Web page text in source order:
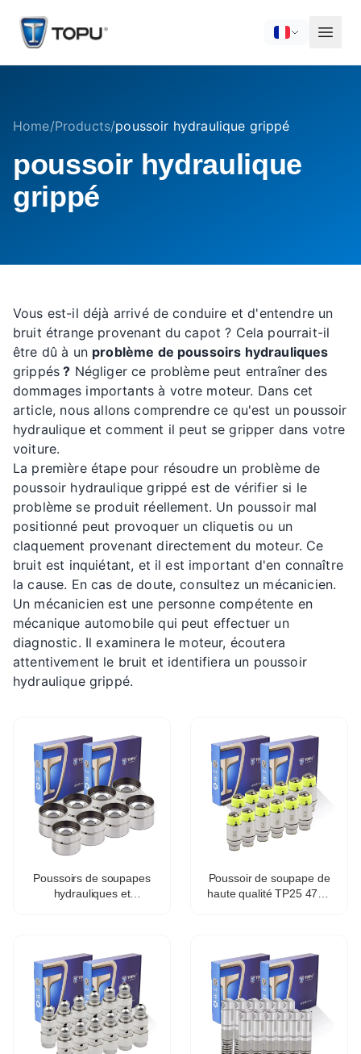
Home/Products/poussoir hydraulique grippé
poussoir hydraulique
grippé
Vous est-il déjà arrivé de conduire et d'entendre un
bruit étrange provenant du capot ? Cela pourrait-il
être dû à un problème de poussoirs hydrauliques
grippés ? Négliger ce problème peut entraîner des
dommages importants à votre moteur. Dans cet
article, nous allons comprendre ce qu'est un poussoir
hydraulique et comment il peut se gripper dans votre
voiture.
La première étape pour résoudre un problème de
poussoir hydraulique grippé est de vérifier si le
problème se produit réellement. Un poussoir mal
positionné peut provoquer un cliquetis ou un
claquement provenant directement du moteur. Ce
bruit est inquiétant, et il est important d'en connaître
la cause. En cas de doute, consultez un mécanicien.
Un mécanicien est une personne compétente en
mécanique automobile qui peut effectuer un
diagnostic. Il examinera le moteur, écoutera
attentivement le bruit et identifiera un poussoir
hydraulique grippé.
Poussoirs de soupapes
hydrauliques et
Poussoir de soupape de
haute qualité TP25 477f-